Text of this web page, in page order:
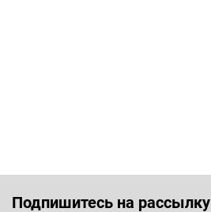
Подпишитесь на рассылку